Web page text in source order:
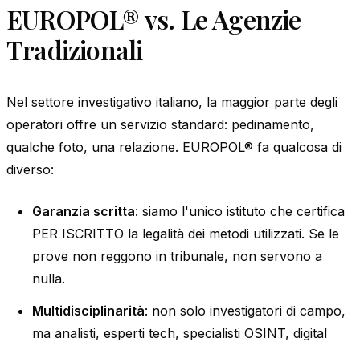
EUROPOL® vs. Le Agenzie
Tradizionali
Nel settore investigativo italiano, la maggior parte degli
operatori offre un servizio standard: pedinamento,
qualche foto, una relazione. EUROPOL® fa qualcosa di
diverso:
Garanzia scritta: siamo l'unico istituto che certifica
PER ISCRITTO la legalità dei metodi utilizzati. Se le
prove non reggono in tribunale, non servono a
nulla.
Multidisciplinarità: non solo investigatori di campo,
ma analisti, esperti tech, specialisti OSINT, digital